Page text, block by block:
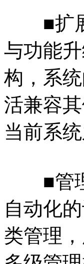
■扩展
与功能
构，系
活兼容
当前系
■管理
自动化
类管理